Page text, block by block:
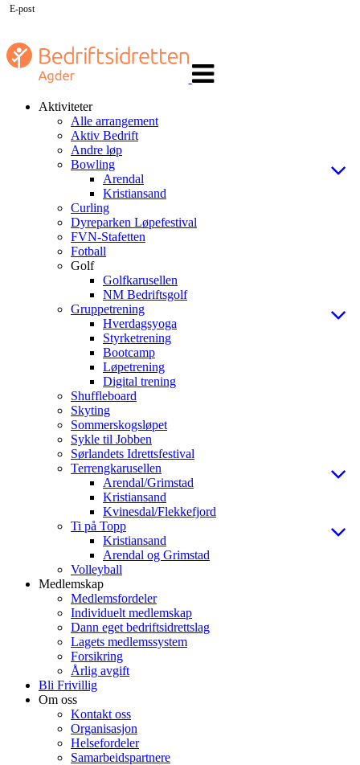
navigasjon
Aktiviteter
Alle arrangement
Aktiv Bedrift
Andre løp
Bowling
Arendal
Kristiansand
Curling
Dyreparken Løpefestival
FVN-Stafetten
Fotball
Golf
Golfkarusellen
NM Bedriftsgolf
Gruppetrening
Hverdagsyoga
Styrketrening
Bootcamp
Løpetrening
Digital trening
Shuffleboard
Skyting
Sommerskogsløpet
Sykle til Jobben
Sørlandets Idrettsfestival
Terrengkarusellen
Arendal/Grimstad
Kristiansand
Kvinesdal/Flekkefjord
Ti på Topp
Kristiansand
Arendal og Grimstad
Volleyball
Medlemskap
Medlemsfordeler
Individuelt medlemskap
Dann eget bedriftsidrettslag
Lagets medlemssystem
Forsikring
Årlig avgift
Bli Frivillig
Om oss
Kontakt oss
Organisasjon
Helsefordeler
Samarbeidspartnere
E-post